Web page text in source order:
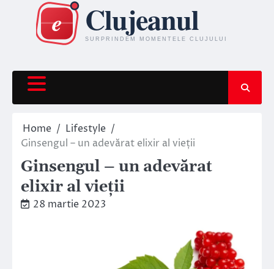
content
Home
Lifestyle
Ginsengul – un adevărat elixir al vieții
Ginsengul – un adevărat
elixir al vieții
28 martie 2023